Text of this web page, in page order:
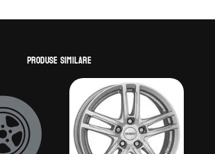
Produse similare